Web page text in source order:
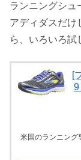
ランニングシュ
アディダスだけ
ら、いろいろ試
[
9
米国のランニング